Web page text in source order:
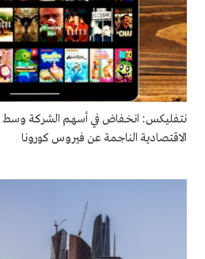
نتفليكس: انخفاض في أسهم الشركة وسط
الاقتصادية الناجمة عن فيروس كورونا